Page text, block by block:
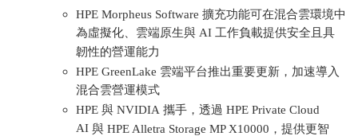
HPE Morpheus Software 擴充功能可在混合雲環境中
為虛擬化、雲端原生與 AI 工作負載提供安全且具
韌性的營運能力
HPE GreenLake 雲端平台推出重要更新，加速導入
混合雲營運模式
HPE 與 NVIDIA 攜手，透過 HPE Private Cloud
AI 與 HPE Alletra Storage MP X10000 ，提供更智